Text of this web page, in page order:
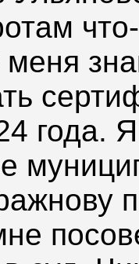
меня
года.